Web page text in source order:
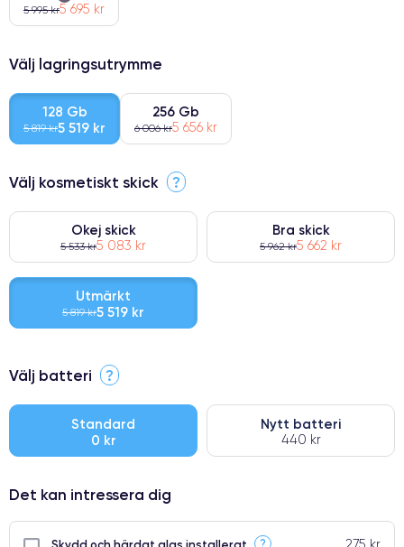
5 995 kr5 695 kr
Välj lagringsutrymme
128 Gb
5 819 kr5 519 kr
256 Gb
6 006 kr5 656 kr
Välj kosmetiskt skick ?
Okej skick
5 533 kr5 083 kr
Bra skick
5 962 kr5 662 kr
Utmärkt
5 819 kr5 519 kr
⭐ Premium
● Oklanderlig kvalitetsskärm
● Endast 5% av våra telefoner har premiumklassning
Välj batteri ?
Standard
0 kr
Nytt batteri
440 kr
Det kan intressera dig
?